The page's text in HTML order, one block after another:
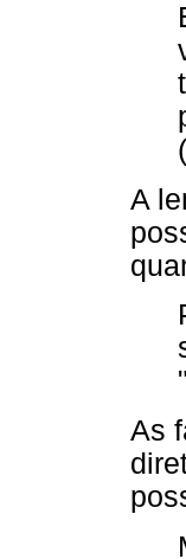
A
As